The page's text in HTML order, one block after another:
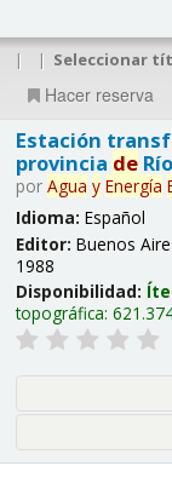
| | Seleccionar
Hacer reserva
Estación
provincia de
por Agua y Energía
Idioma: Español
Editor: Buenos
1988
Disponibilidad:
topográfica: